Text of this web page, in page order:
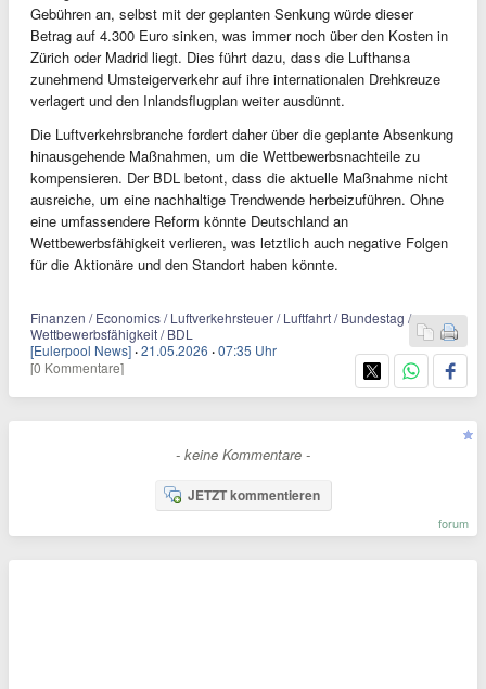
Gebühren an, selbst mit der geplanten Senkung würde dieser
Betrag auf 4.300 Euro sinken, was immer noch über den Kosten in
Zürich oder Madrid liegt. Dies führt dazu, dass die Lufthansa
zunehmend Umsteigerverkehr auf ihre internationalen Drehkreuze
verlagert und den Inlandsflugplan weiter ausdünnt.
Die Luftverkehrsbranche fordert daher über die geplante Absenkung
hinausgehende Maßnahmen, um die Wettbewerbsnachteile zu
kompensieren. Der BDL betont, dass die aktuelle Maßnahme nicht
ausreiche, um eine nachhaltige Trendwende herbeizuführen. Ohne
eine umfassendere Reform könnte Deutschland an
Wettbewerbsfähigkeit verlieren, was letztlich auch negative Folgen
für die Aktionäre und den Standort haben könnte.
Finanzen / Economics / Luftverkehrsteuer / Luftfahrt / Bundestag /
Wettbewerbsfähigkeit / BDL
[Eulerpool News] ·21.05.2026 ·07:35 Uhr
[0 Kommentare]
- keine Kommentare -
JETZT kommentieren
forum